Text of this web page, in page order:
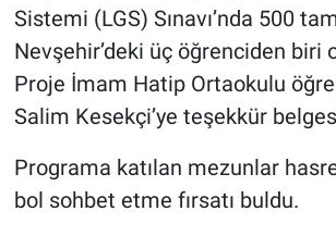
Sistemi (LGS) Sınavı’nda 500
Nevşehir’deki üç öğrenciden biri
Proje İmam Hatip Ortaokulu
Salim Kesekçi’ye teşekkür
Programa katılan mezunlar
bol sohbet etme fırsatı buldu.